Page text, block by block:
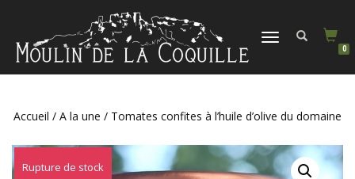
DÉPLIER
0
Accueil / A la une / Tomates confites à l’huile d’olive du domaine
Rupture de stock